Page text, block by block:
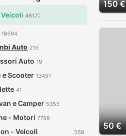
Veicoli 46170
18694
Auto 216
Auto 19
e Scooter 13491
41
e Camper 5355
- Motori 7788
- Veicoli
568
150 €
50 €